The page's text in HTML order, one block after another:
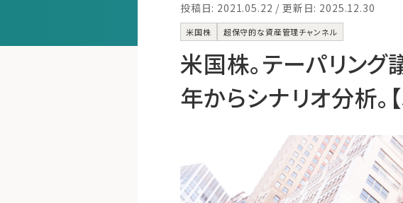
投稿日: 2021.05.22 / 更新日: 2025.12.30
米国株 超保守的な資産管理チャンネル
米国株。テーパリン
年からシナリオ分析。